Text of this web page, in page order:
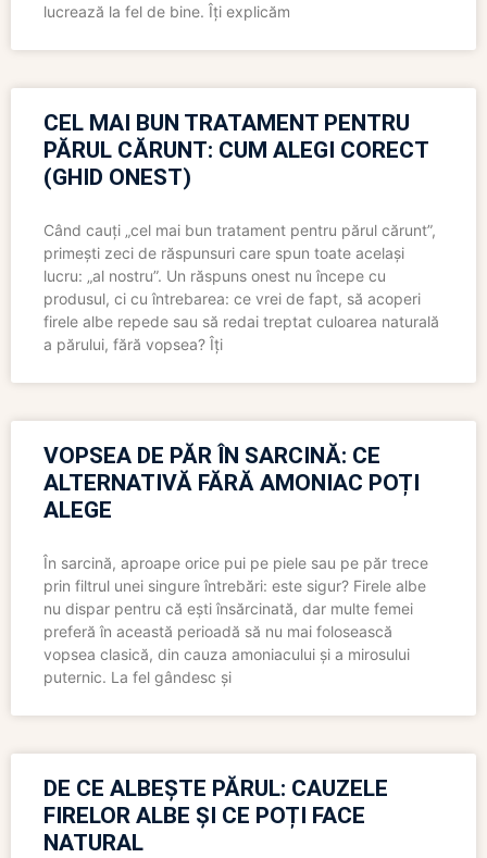
lucrează la fel de bine. Îți explicăm
CEL MAI BUN TRATAMENT PENTRU
PĂRUL CĂRUNT: CUM ALEGI CORECT
(GHID ONEST)
Când cauți „cel mai bun tratament pentru părul cărunt”,
primești zeci de răspunsuri care spun toate același
lucru: „al nostru”. Un răspuns onest nu începe cu
produsul, ci cu întrebarea: ce vrei de fapt, să acoperi
firele albe repede sau să redai treptat culoarea naturală
a părului, fără vopsea? Îți
VOPSEA DE PĂR ÎN SARCINĂ: CE
ALTERNATIVĂ FĂRĂ AMONIAC POȚI
ALEGE
În sarcină, aproape orice pui pe piele sau pe păr trece
prin filtrul unei singure întrebări: este sigur? Firele albe
nu dispar pentru că ești însărcinată, dar multe femei
preferă în această perioadă să nu mai folosească
vopsea clasică, din cauza amoniacului și a mirosului
puternic. La fel gândesc și
DE CE ALBEȘTE PĂRUL: CAUZELE
FIRELOR ALBE ȘI CE POȚI FACE
NATURAL